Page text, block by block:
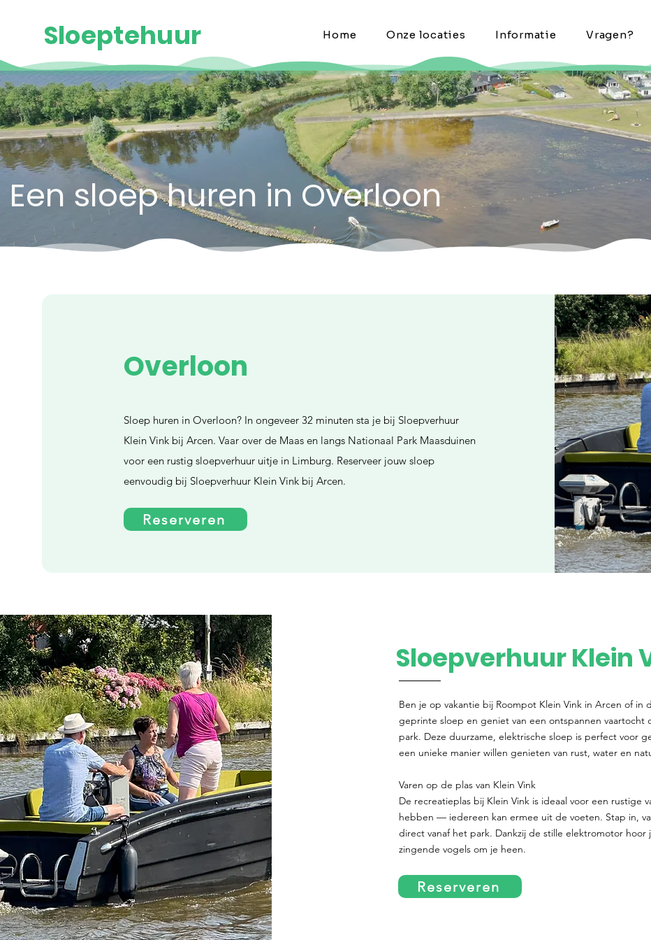
Sloeptehuur Home Onze locaties Informatie Vragen?
Een sloep huren in Overloon
Overloon
Sloep huren in Overloon? In ongeveer 32 minuten sta je bij Sloepverhuur
Klein Vink bij Arcen. Vaar over de Maas en langs Nationaal Park Maasduinen
voor een rustig sloepverhuur uitje in Limburg. Reserveer jouw sloep
eenvoudig bij Sloepverhuur Klein Vink bij Arcen.
Reserveren
Sloepverhuur Klein
Ben je op vakantie bij Roompot Klein Vink in Arcen of in
geprinte sloep en geniet van een ontspannen
park. Deze duurzame, elektrische sloep is perfect voor
een unieke manier willen genieten van rust, water en
Varen op de plas van Klein Vink
De recreatieplas bij Klein Vink is ideaal voor een rustige
hebben — iedereen kan ermee uit de voeten. Stap in,
direct vanaf het park. Dankzij de stille elektromotor
zingende vogels om je heen.
Reserveren